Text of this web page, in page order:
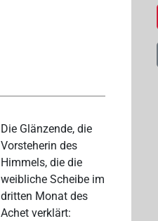
Die Glänzende, die
Vorsteherin des
Himmels, die die
weibliche Scheibe im
dritten Monat des
Achet verklärt: